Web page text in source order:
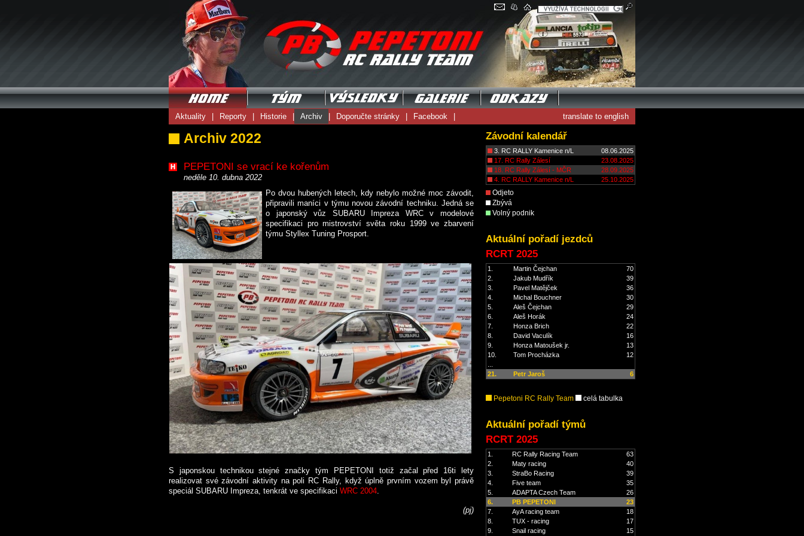
Aktuality Reporty Historie Archiv Doporučte stránky Facebook translate to english
Archiv 2022
PEPETONI se vrací ke kořenům
neděle 10. dubna 2022
Po dvou hubených letech, kdy nebylo možné moc závodit,
připravili maníci v týmu novou závodní techniku. Jedná se
o japonský vůz SUBARU Impreza WRC v modelové
specifikaci pro mistrovství světa roku 1999 ve zbarvení
týmu Styllex Tuning Prosport.
S japonskou technikou stejné značky tým PEPETONI totiž začal před 16ti lety
realizovat své závodní aktivity na poli RC Rally, když úplně prvním vozem byl právě
speciál SUBARU Impreza, tenkrát ve specifikaci WRC 2004.
(pj)
Závodní kalendář
3. RC RALLY Kamenice n/L
08.06.2025
17. RC Rally Zálesí
23.08.2025
18. RC Rally Zálesí - MČR
28.09.2025
4. RC RALLY Kamenice n/L
25.10.2025
Odjeto
Zbývá
Volný podnik
Aktuální pořadí jezdců
RCRT 2025
1. Martin Čejchan
70
2.
Jakub Mudřík
39
3.
Pavel Matějček
36
4.
Michal Bouchner
30
5.
Aleš Čejchan
29
6.
Aleš Horák
24
7.
Honza Brich
22
8.
David Vaculík
16
9.
Honza Matoušek jr.
13
10.
Tom Procházka
12
21.
Petr Jaroš 6
Pepetoni RC Rally Team celá tabulka
Aktuální pořadí týmů
RCRT 2025
1. RC Rally Racing Team
63
2.
Maty racing
40
3.
StraBo Racing
39
4.
Five team
35
5.
ADAPTA Czech Team
26
6.
PB PEPETONI
23
7.
AyA racing team
18
8.
TUX - racing
17
9.
Snail racing 15